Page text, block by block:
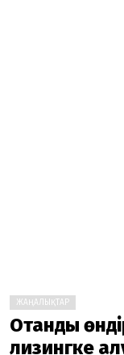
ЖАҢАЛЫҚТАР
Отандық
лизингке